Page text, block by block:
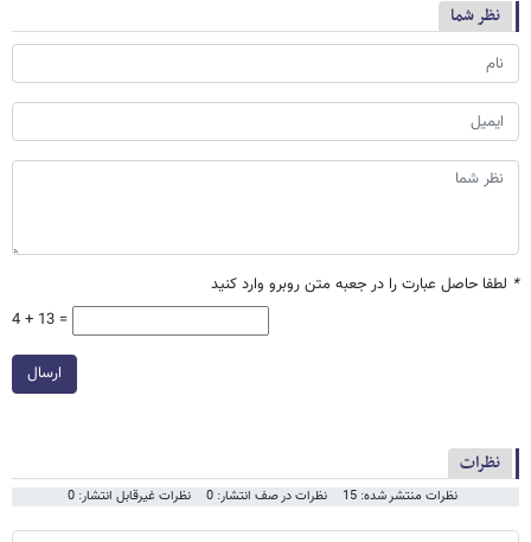
نظر شما
* لطفا حاصل عبارت را در جعبه متن روبرو وارد کنید
4 + 13 =
ارسال
نظرات
نظرات منتشر شده: 15 نظرات در صف انتشار: 0 نظرات غیرقابل انتشار: 0